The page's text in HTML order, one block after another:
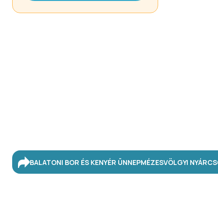
BALATONI BOR ÉS KENYÉR ÜNNEPMÉZESVÖLGYI NYÁR